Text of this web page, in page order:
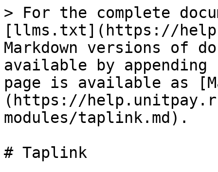
> For the complete
[llms.txt](https://
Markdown versions of
available by
page is available as
(https://
modules/taplink.md).
# Taplink